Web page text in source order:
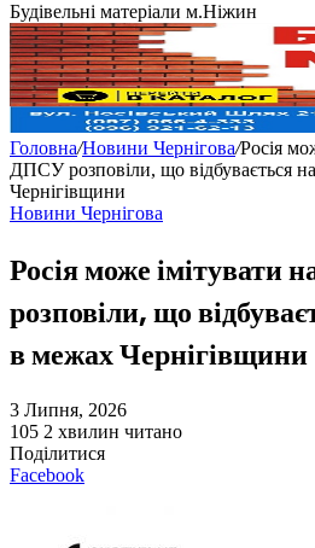
Будівельні матеріали м.Ніжин
Головна/Новини Чернігова/Росія
ДПСУ розповіли, що відбувається
Чернігівщини
Новини Чернігова
Росія може імітувати
розповіли, що
в межах Чернігівщини
3 Липня, 2026
105 2 хвилин читано
Поділитися
Facebook